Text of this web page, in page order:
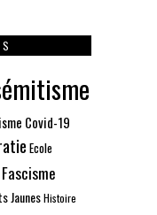
Covid-19
Ecole
Fascisme
JaunesHistoire